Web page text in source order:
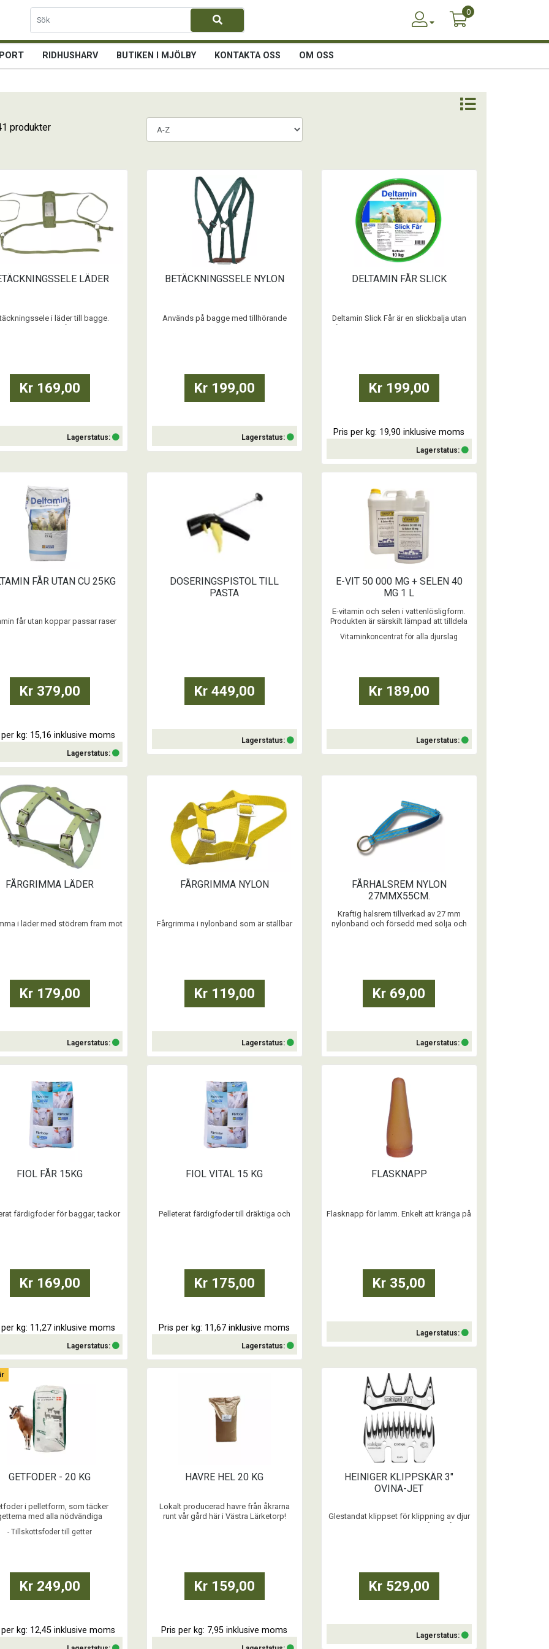
0
RIDHUSHARV BUTIKEN I MJÖLBY KONTAKTA OSS OM OSS
produkter
LÄDER
i läder till bagge.
Kr 169,00
Lagerstatus:
Köp
BETÄCKNINGSSELE NYLON
Används på bagge med tillhörande
Kr 199,00
Lagerstatus:
Köp
DELTAMIN FÅR SLICK
Deltamin Slick Får är en slickbalja utan
Kr 199,00
Pris per kg: 19,90 inklusive moms
Lagerstatus:
FÅR UTAN CU 25KG
får utan koppar passar raser
Kr 379,00
per kg: 15,16 inklusive moms
Lagerstatus:
Köp
DOSERINGSPISTOL TILL
PASTA
Kr 449,00
Lagerstatus:
Köp
E-VIT 50 000 MG + SELEN 40
MG 1 L
E-vitamin och selen i vattenlösligform.
Produkten är särskilt lämpad att tilldela
Vitaminkoncentrat för alla djurslag
Kr 189,00
Lagerstatus:
Köp
FÅRGRIMMA LÄDER
i läder med stödrem fram mot
Kr 179,00
Lagerstatus:
FÅRGRIMMA NYLON
Fårgrimma i nylonband som är ställbar
Kr 119,00
Lagerstatus:
FÅRHALSREM NYLON
27MMX55CM.
Kraftig halsrem tillverkad av 27 mm
nylonband och försedd med sölja och
Kr 69,00
Lagerstatus:
Köp
FIOL FÅR 15KG
färdigfoder för baggar, tackor
än de yngre lammen. Dessutom
proteinbehovet ju äldre lammen
Kr 169,00
per kg: 11,27 inklusive moms
Lagerstatus:
FIOL VITAL 15 KG
Pelleterat färdigfoder till dräktiga och
Kr 175,00
Pris per kg: 11,67 inklusive moms
Lagerstatus:
FLASKNAPP
Flasknapp för lamm. Enkelt att kränga på
Kr 35,00
Lagerstatus:
Köp
GETFODER - 20 KG
i pelletform, som täcker
med alla nödvändiga
grovfodret.
- Tillskottsfoder till getter
Kr 249,00
per kg: 12,45 inklusive moms
HAVRE HEL 20 KG
Lokalt producerad havre från åkrarna
runt vår gård här i Västra Lärketorp!
Kr 159,00
Pris per kg: 7,95 inklusive moms
HEINIGER KLIPPSKÄR 3"
OVINA-JET
Glestandat klippset för klippning av djur
Kr 529,00
Lagerstatus: